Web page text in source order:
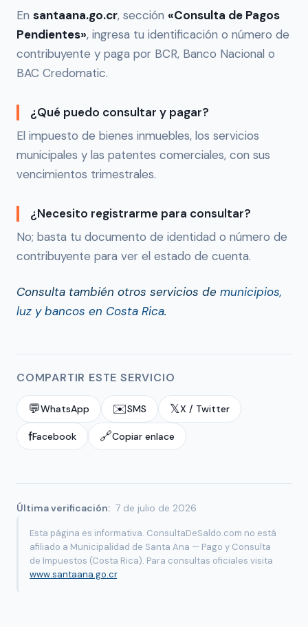
En santaana.go.cr, sección «Consulta de Pagos
Pendientes», ingresa tu identificación o número de
contribuyente y paga por BCR, Banco Nacional o
BAC Credomatic.
¿Qué puedo consultar y pagar?
El impuesto de bienes inmuebles, los servicios
municipales y las patentes comerciales, con sus
vencimientos trimestrales.
¿Necesito registrarme para consultar?
No; basta tu documento de identidad o número de
contribuyente para ver el estado de cuenta.
Consulta también otros servicios de municipios,
luz y bancos en Costa Rica.
COMPARTIR ESTE SERVICIO
💬WhatsApp ✉️SMS 𝕏X / Twitter
fFacebook 🔗Copiar enlace
Última verificación: 7 de julio de 2026
Esta página es informativa. ConsultaDeSaldo.com no está
afiliado a Municipalidad de Santa Ana — Pago y Consulta
de Impuestos (Costa Rica). Para consultas oficiales visita
www.santaana.go.cr.